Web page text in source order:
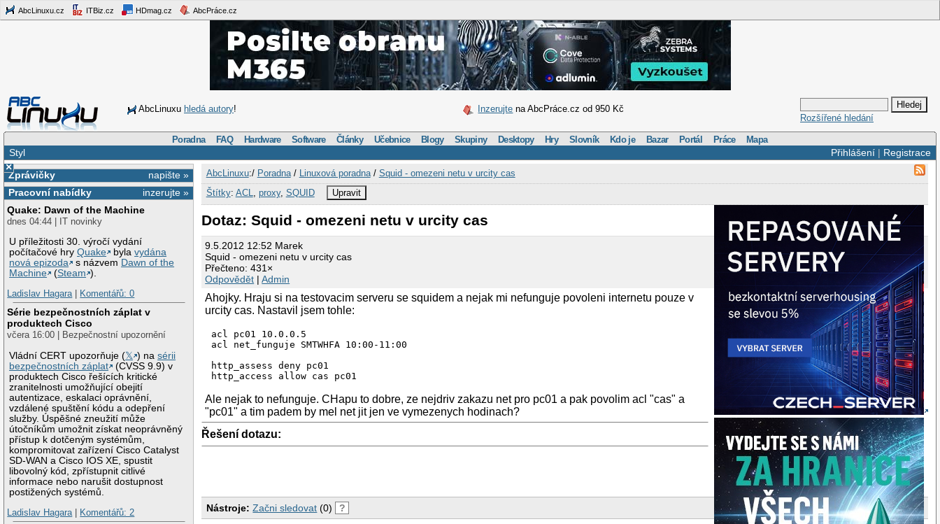
AbcLinuxu.cz ITBiz.cz HDmag.cz AbcPráce.cz
AbcLinuxu hledá autory! Inzerujte na AbcPráce.cz od 950 Kč
Rozšířené hledání
Poradna FAQ Hardware Software Články Učebnice Blogy Skupiny Desktopy Hry Slovník Kdo je Bazar Portál Práce Mapa
Přihlášení| Registrace
Styl
×
napište »
Zprávičky
inzerujte »
Pracovní nabídky
Quake: Dawn of the Machine
dnes 04:44 | IT novinky
U příležitosti 30. výročí vydání
počítačové hryQuake bylavydána
nová epizoda
s názvem Dawn of the
Machine
(Steam ).
Ladislav Hagara| Komentářů: 0
Série bezpečnostních záplat v
produktech Cisco
včera 16:00 | Bezpečnostní upozornění
Vládní CERT upozorňuje (𝕏 ) nasérii
bezpečnostních záplat
(CVSS 9.9) v
produktech Cisco řešících kritické
zranitelnosti umožňující obejití
autentizace, eskalaci oprávnění,
vzdálené spuštění kódu a odepření
služby. Úspěšné zneužití může
útočníkům umožnit získat neoprávněný
přístup k dotčeným systémům,
kompromitovat zařízení Cisco Catalyst
SD-WAN a Cisco IOS XE, spustit
libovolný kód, zpřístupnit citlivé
informace nebo narušit dostupnost
postižených systémů.
Ladislav Hagara| Komentářů: 2
AbcLinuxu:/ Poradna/ Linuxová poradna/ Squid - omezeni netu v urcity cas
Štítky: ACL proxy, SQUID Upravit
Dotaz: Squid - omezeni netu v urcity cas
9.5.2012 12:52 Marek
Squid - omezeni netu v urcity cas
Přečteno: 431×
Odpovědět |Admin
Ahojky. Hraju si na testovacim serveru se squidem a nejak mi nefunguje povoleni internetu pouze v
urcity cas. Nastavil jsem tohle:
acl pc01 10.0.0.5
acl net_funguje SMTWHFA 10:00-11:00
http_assess deny pc01
http_access allow cas pc01
Ale nejak to nefunguje. CHapu to dobre, ze nejdriv zakazu net pro pc01 a pak povolim acl "cas" a
"pc01" a tim padem by mel net jit jen ve vymezenych hodinach?
Řešení dotazu:
Nástroje: Začni sledovat (0) ?